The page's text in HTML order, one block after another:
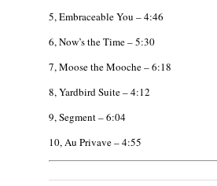
5, Embraceable You – 4:46
6, Now’s the Time – 5:30
7, Moose the Mooche – 6:18
8, Yardbird Suite – 4:12
9, Segment – 6:04
10, Au Privave – 4:55